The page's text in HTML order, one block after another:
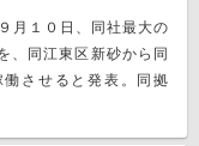
月１０日、同社最大の
、同江東区新砂から同
させると発表。同拠